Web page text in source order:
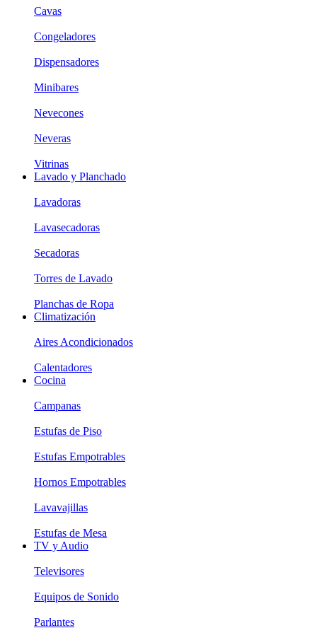
Cavas
Congeladores
Dispensadores
Minibares
Nevecones
Neveras
Vitrinas
Lavado y Planchado
Lavadoras
Lavasecadoras
Secadoras
Torres de Lavado
Planchas de Ropa
Climatización
Aires Acondicionados
Calentadores
Cocina
Campanas
Estufas de Piso
Estufas Empotrables
Hornos Empotrables
Lavavajillas
Estufas de Mesa
TV y Audio
Televisores
Equipos de Sonido
Parlantes